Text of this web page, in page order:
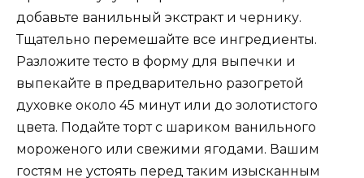
добавьте ванильный экстракт и чернику.
Тщательно перемешайте все ингредиенты.
Разложите тесто в форму для выпечки и
выпекайте в предварительно разогретой
духовке около 45 минут или до золотистого
цвета. Подайте торт с шариком ванильного
мороженого или свежими ягодами. Вашим
гостям не устоять перед таким изысканным